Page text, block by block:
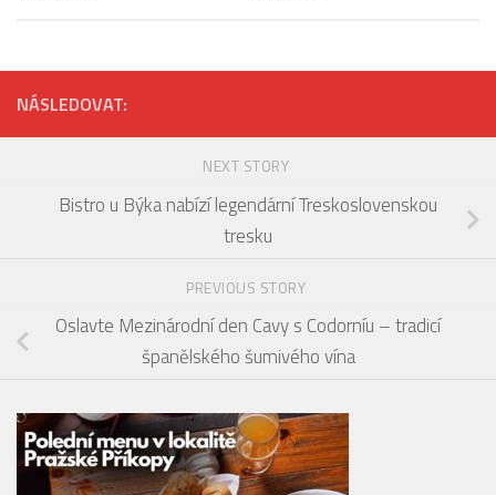
NÁSLEDOVAT:
NEXT STORY
Bistro u Býka nabízí legendární Treskoslovenskou
tresku
PREVIOUS STORY
Oslavte Mezinárodní den Cavy s Codorníu – tradicí
španělského šumivého vína